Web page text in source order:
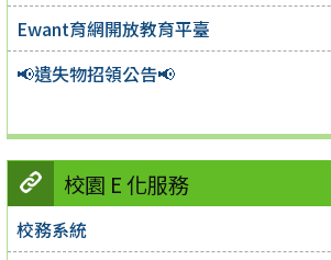
Ewant育網開放教育平臺
📢遺失物招領公告📢
校園 E 化服務
校務系統